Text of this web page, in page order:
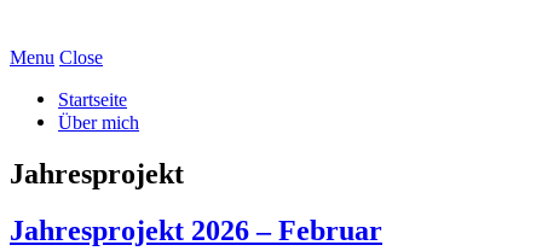
Menu Close
Startseite
Über mich
Jahresprojekt
Jahresprojekt 2026 – Februar